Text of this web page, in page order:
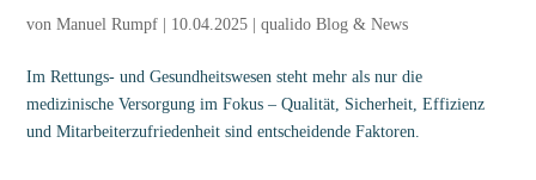
vonManuel Rumpf 10.04.2025 |qualido Blog & News
Im Rettungs- und Gesundheitswesen steht mehr als nur die
medizinische Versorgung im Fokus – Qualität, Sicherheit, Effizienz
und Mitarbeiterzufriedenheit sind entscheidende Faktoren.